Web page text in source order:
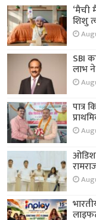
‘मैची
शिशु
SBI
लाभ ने
पात्र